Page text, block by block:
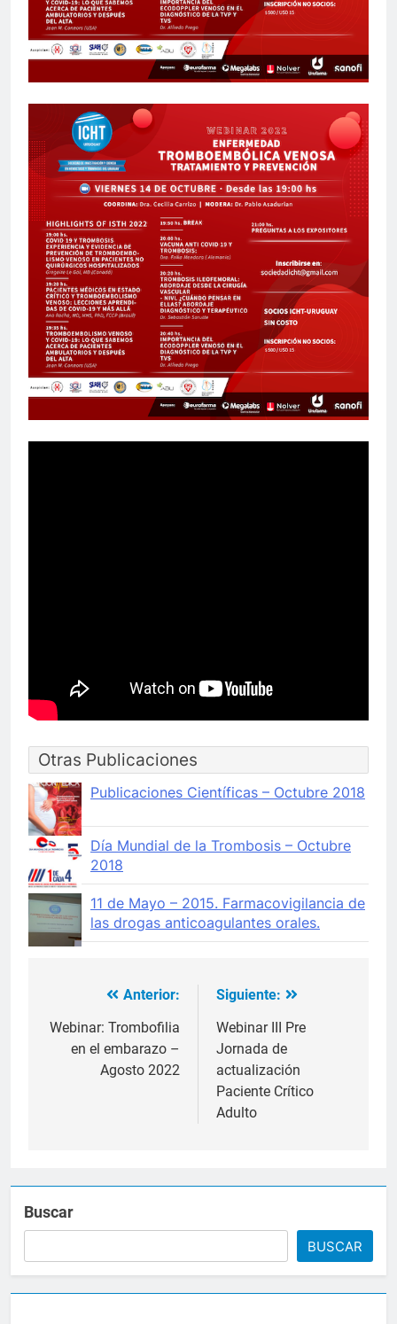
Otras Publicaciones
Publicaciones Científicas – Octubre 2018
Día Mundial de la Trombosis – Octubre
2018
11 de Mayo – 2015. Farmacovigilancia de
las drogas anticoagulantes orales.
Navegación
de
entradas
Anterior:
Webinar: Trombofilia
en el embarazo –
Agosto 2022
Siguiente:
Webinar III Pre
Jornada de
actualización
Paciente Crítico
Adulto
Buscar
BUSCAR